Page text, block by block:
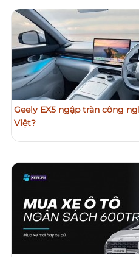
Geely EX5 ngập tràn công
Việt?